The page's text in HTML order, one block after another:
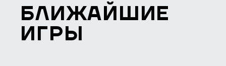
БЛИЖАЙШИЕ
ИГРЫ